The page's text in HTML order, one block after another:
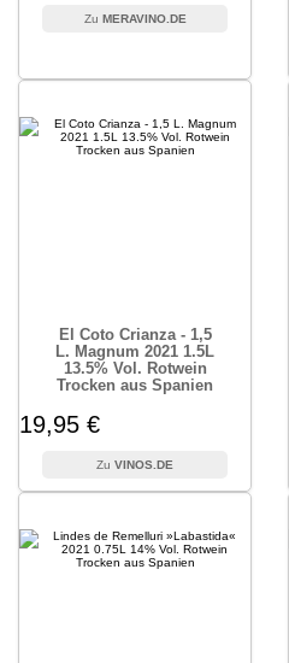
MERAVINO.DE
El Coto Crianza - 1,5
L. Magnum 2021 1.5L
13.5% Vol. Rotwein
Trocken aus Spanien
19,95 €
VINOS.DE